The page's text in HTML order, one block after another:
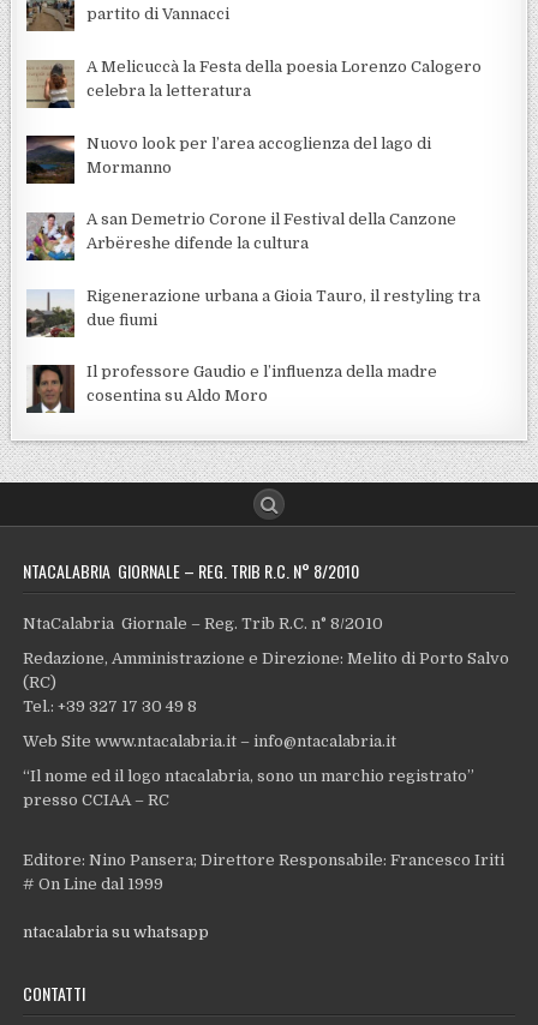
partito di Vannacci
A Melicuccà la Festa della poesia Lorenzo Calogero
celebra la letteratura
Nuovo look per l’area accoglienza del lago di
Mormanno
A san Demetrio Corone il Festival della Canzone
Arbëreshe difende la cultura
Rigenerazione urbana a Gioia Tauro, il restyling tra
due fiumi
Il professore Gaudio e l’influenza della madre
cosentina su Aldo Moro
NTACALABRIA GIORNALE – REG. TRIB R.C. N° 8/2010
NtaCalabria Giornale – Reg. Trib R.C. n° 8/2010
Redazione, Amministrazione e Direzione: Melito di Porto Salvo
(RC)
Tel.: +39 327 17 30 49 8
Web Site www.ntacalabria.it – info@ntacalabria.it
“Il nome ed il logo ntacalabria, sono un marchio registrato”
presso CCIAA – RC
Editore: Nino Pansera; Direttore Responsabile: Francesco Iriti
# On Line dal 1999
ntacalabria su whatsapp
CONTATTI